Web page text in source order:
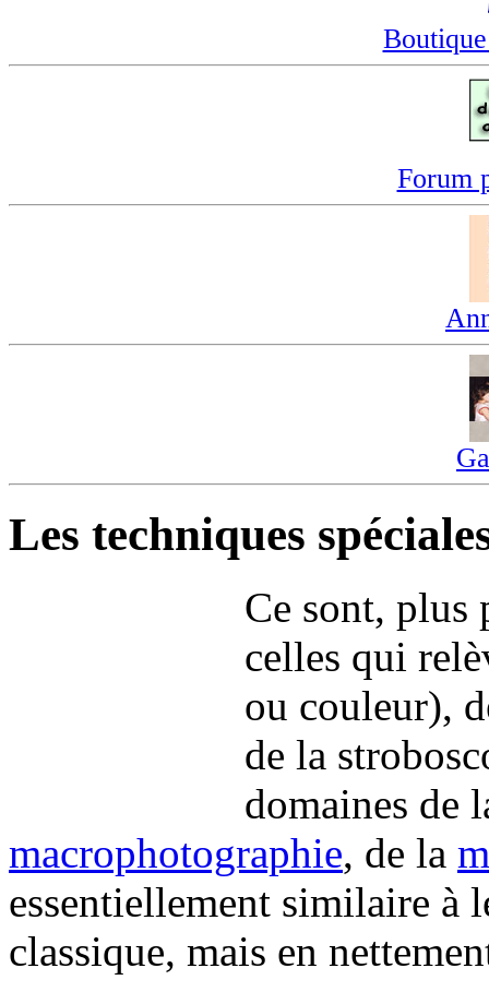
Forum
Les techniques
Ce sont, plus
celles qui
ou couleur),
de la
domaines de
macrophotographie, de la
essentiellement similaire à
classique, mais en